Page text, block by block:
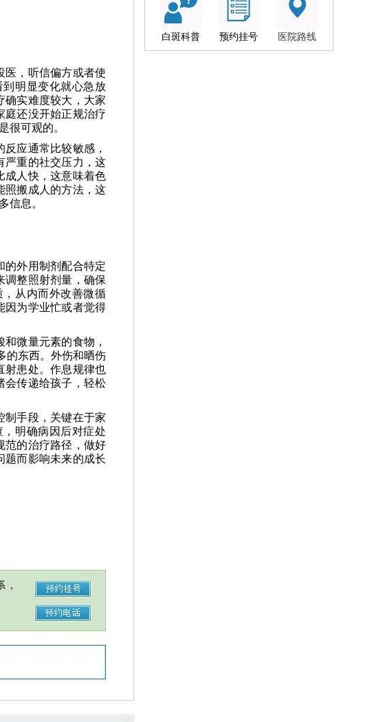
医，听信偏方或者使
明显变化就心急放
确实难度较大，大家
庭还没开始正规治疗
很可观的。
应通常比较敏感，
严重的社交压力，这
成人快，这意味着色
照搬成人的方法，这
信息。
的外用制剂配合特定
调整照射剂量，确保
从内而外改善微循
因为学业忙或者觉得
微量元素的食物，
的东西。外伤和晒伤
射患处。作息规律也
会传递给孩子，轻松
制手段，关键在于家
明确病因后对症处
范的治疗路径，做好
题而影响未来的成长
，
白斑科普 预约挂号 医院路线